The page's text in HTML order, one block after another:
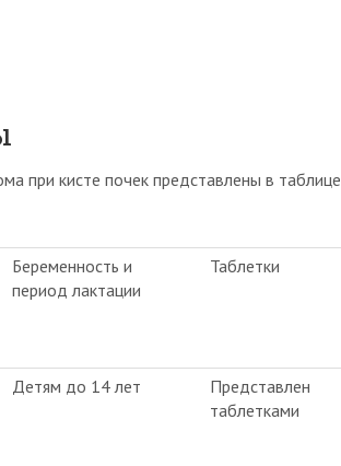
при кисте почек представлены в
Беременность и
период лактации
Таблетки
Детям до 14 лет
Представлен
таблетками